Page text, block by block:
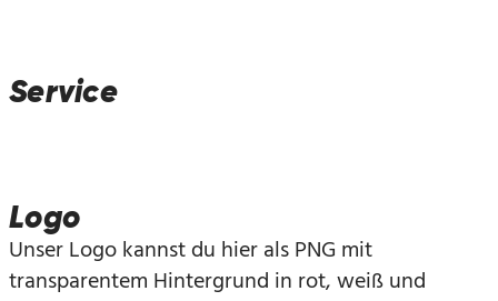
Service
Logo
Unser Logo kannst du hier als PNG mit
transparentem Hintergrund in rot, weiß und